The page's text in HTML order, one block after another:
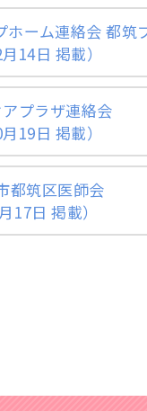
ーム連絡会 都筑
14日 掲載）
プラザ連絡会
19日 掲載）
都筑区医師会
17日 掲載）